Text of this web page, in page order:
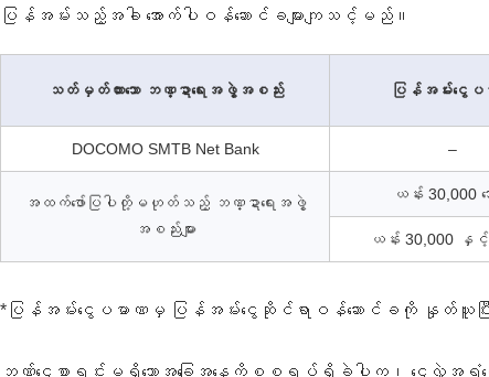
ပြန်အမ်းသည့်အခါ အောက်ပါဝန်ဆောင်ခများကျသင့်မည်။
သတ်မှတ်ထားသော ဘဏ္ဍာရေးအဖွဲ့အစည်း ပြန်အမ်းငွေပ
DOCOMO SMTB Net Bank –
အထက်ဖော်ပြပါတို့မဟုတ်သည့် ဘဏ္ဍာရေးအဖွဲ့
အစည်းများ
ယန်း 30,000
ယန်း 30,000
*ပြန်အမ်းငွေပမာဏမှ ပြန်အမ်းငွေဆိုင်ရာဝန်ဆောင်ခကို နှုတ်ယူပြီးန
ဘဏ်ငွေစာရင်းမရှိသောအခြေအနေကိစ္စရပ်ရှိခဲ့ပါက၊ ငွေလွှဲအရံ